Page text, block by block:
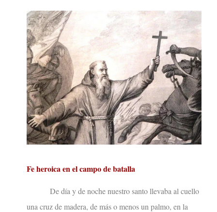
Fe heroica en el campo de batalla
De día y de noche nuestro santo llevaba al cuello
una cruz de madera, de más o menos un palmo, en la